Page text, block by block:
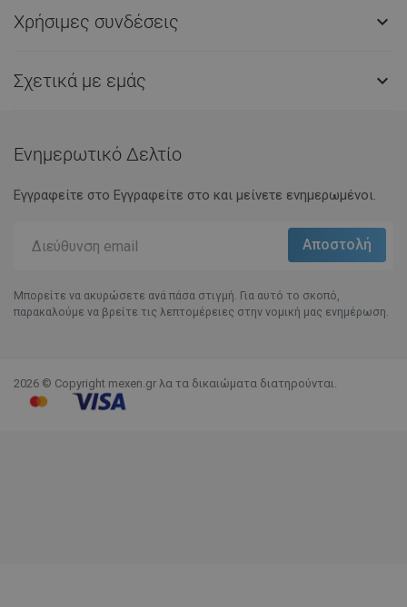
Χρήσιμες συνδέσεις 
Σχετικά με εμάς 
Ενημερωτικό Δελτίο
Εγγραφείτε στο Eγγραφείτε στο και μείνετε ενημερωμένοι.
Μπορείτε να ακυρώσετε ανά πάσα στιγμή. Για αυτό το σκοπό,
παρακαλούμε να βρείτε τις λεπτομέρειες στην νομική μας ενημέρωση.
2026 © Copyright mexen.gr λα τα δικαιώματα διατηρούνται.